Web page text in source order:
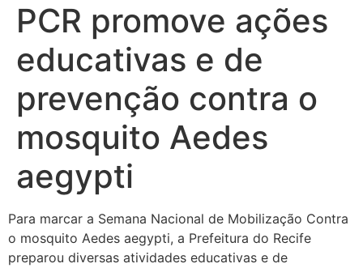
PCR promove ações
educativas e de
prevenção contra o
mosquito Aedes
aegypti
Para marcar a Semana Nacional de Mobilização Contra
o mosquito Aedes aegypti, a Prefeitura do Recife
preparou diversas atividades educativas e de